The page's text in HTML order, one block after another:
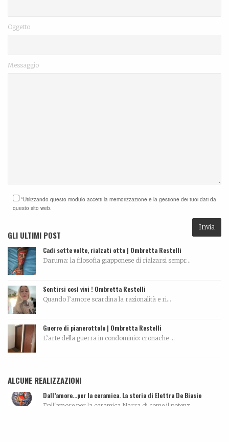
Oggetto
Messaggio
*Utilizzando questo modulo accetti la memorizzazione e la gestione dei tuoi dati da
questo sito web.
GLI ULTIMI POST
Cadi sette volte, rialzati otto | Ombretta Restelli
Daruma: la filosofia giapponese di rialzarsi sempr...
Sentirsi così vivi ! Ombretta Restelli
Quando l’amore scardina la razionalità e ri...
Guerre di pianerottolo | Ombretta Restelli
L’arte della guerra in condominio: cronache ...
ALCUNE REALIZZAZIONI
Dall’amore…per la ceramica. La storia di Elettra De Biasio
Dall'amore per la ceramica.Narra di come il potenz...